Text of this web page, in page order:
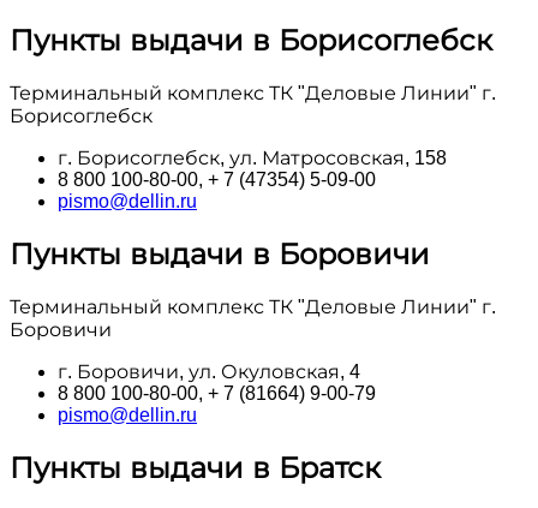
Пункты выдачи в Борисоглебск
Терминальный комплекс ТК "Деловые Линии" г.
Борисоглебск
г. Борисоглебск, ул. Матросовская, 158
8 800 100‑80-00, + 7 (47354) 5-09-00
pismo@dellin.ru
Пункты выдачи в Боровичи
Терминальный комплекс ТК "Деловые Линии" г.
Боровичи
г. Боровичи, ул. Окуловская, 4
8 800 100‑80-00, + 7 (81664) 9-00-79
pismo@dellin.ru
Пункты выдачи в Братск